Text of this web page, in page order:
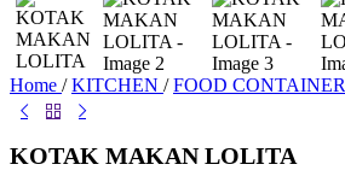
Home / KITCHEN / FOOD CONTAINER
KOTAK MAKAN LOLITA